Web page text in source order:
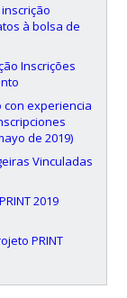
à bolsa de
Inscrições
con experiencia
de 2019)
Vinculadas
2019
PRINT